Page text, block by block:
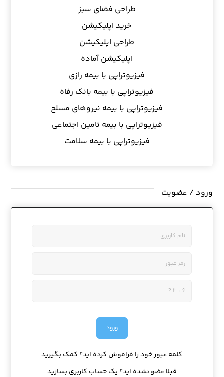
طراحی فضای سبز
خرید اپلیکیشن
طراحی اپلیکیشن
اپلیکیشن آماده
فیزیوتراپی با بیمه رازی
فیزیوتراپی با بیمه بانک رفاه
فیزیوتراپی با بیمه نیروهای مسلح
فیزیوتراپی با بیمه تامین اجتماعی
فیزیوتراپی با بیمه سلامت
ورود / عضویت
کلمه عبور خود را فراموش کرده اید؟ کمک بگیرید
قبلا عضو نشده اید؟ یک حساب کاربری بسازید